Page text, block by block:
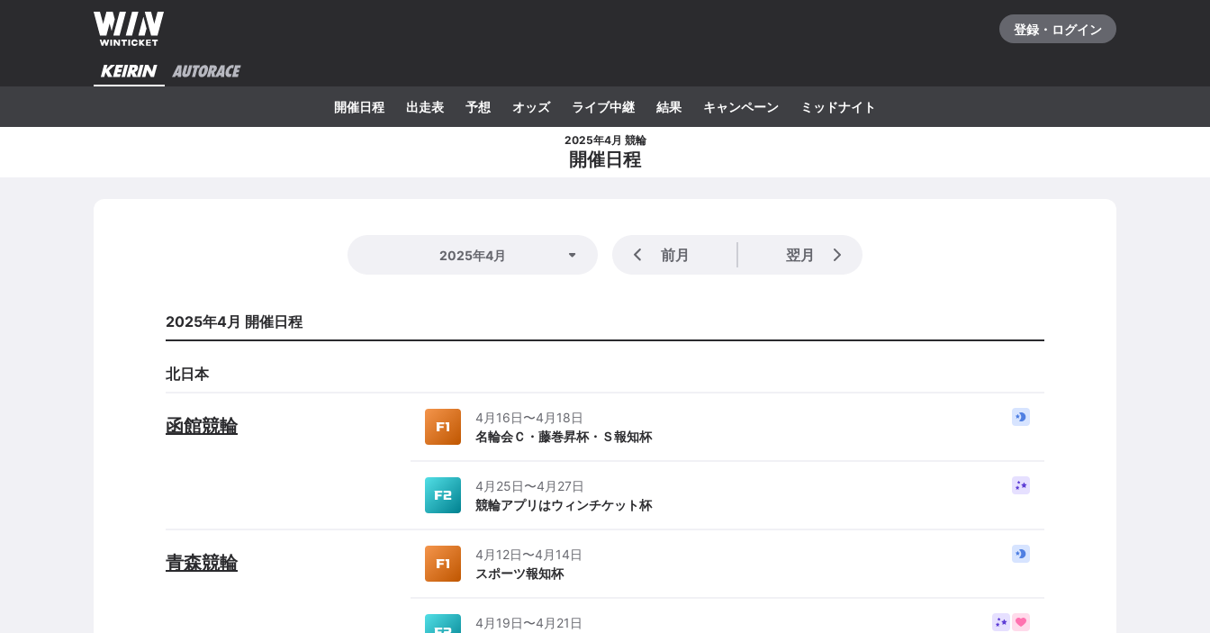
登録・ログイン
開催日程 出走表 予想 オッズ ライブ中継 結果 キャンペーン ミッドナイト
2025年4月 競輪
開催日程
2025年4月 前月 翌月
2025年4月 開催日程
北日本
函館競輪 4月16日〜4月18日
名輪会Ｃ・藤巻昇杯・Ｓ報知杯
4月25日〜4月27日
競輪アプリはウィンチケット杯
青森競輪 4月12日〜4月14日
スポーツ報知杯
4月19日〜4月21日